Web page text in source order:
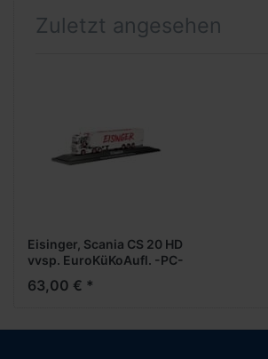
Zuletzt angesehen
Eisinger, Scania CS 20 HD
vvsp. EuroKüKoAufl. -PC-
63,00 € *